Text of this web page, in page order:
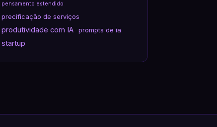
pensamento estendido
precificação de serviços
produtividade com IA prompts de ia
startup